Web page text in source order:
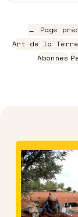
← Page
Art de la Terre
Abonnés